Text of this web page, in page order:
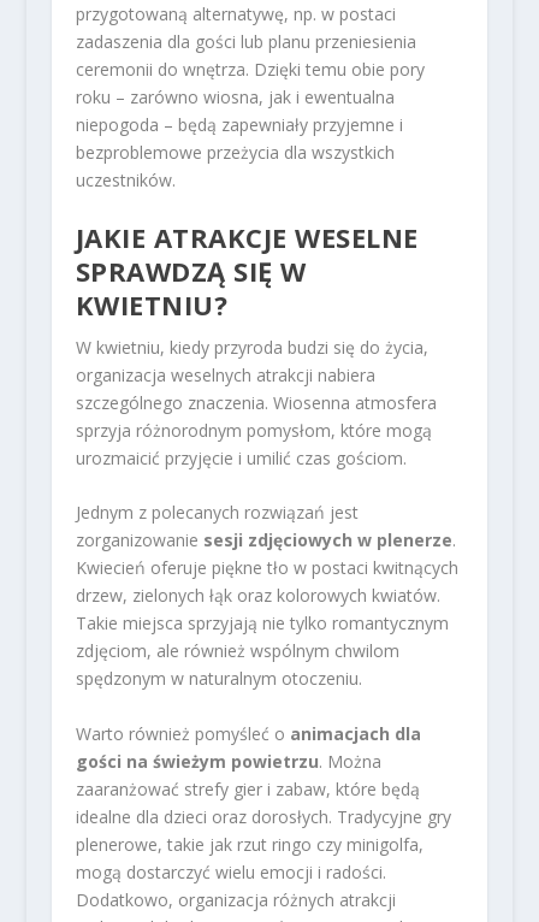
przygotowaną alternatywę, np. w postaci
zadaszenia dla gości lub planu przeniesienia
ceremonii do wnętrza. Dzięki temu obie pory
roku – zarówno wiosna, jak i ewentualna
niepogoda – będą zapewniały przyjemne i
bezproblemowe przeżycia dla wszystkich
uczestników.
JAKIE ATRAKCJE WESELNE
SPRAWDZĄ SIĘ W
KWIETNIU?
W kwietniu, kiedy przyroda budzi się do życia,
organizacja weselnych atrakcji nabiera
szczególnego znaczenia. Wiosenna atmosfera
sprzyja różnorodnym pomysłom, które mogą
urozmaicić przyjęcie i umilić czas gościom.
Jednym z polecanych rozwiązań jest
zorganizowanie sesji zdjęciowych w plenerze.
Kwiecień oferuje piękne tło w postaci kwitnących
drzew, zielonych łąk oraz kolorowych kwiatów.
Takie miejsca sprzyjają nie tylko romantycznym
zdjęciom, ale również wspólnym chwilom
spędzonym w naturalnym otoczeniu.
Warto również pomyśleć o animacjach dla
gości na świeżym powietrzu. Można
zaaranżować strefy gier i zabaw, które będą
idealne dla dzieci oraz dorosłych. Tradycyjne gry
plenerowe, takie jak rzut ringo czy minigolfa,
mogą dostarczyć wielu emocji i radości.
Dodatkowo, organizacja różnych atrakcji